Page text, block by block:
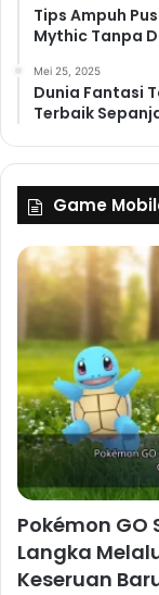
Tips Ampuh
Mythic Tanpa
Mei 25, 2025
Dunia Fantasi
Terbaik
Game
Pokémon GO
Langka
Keseruan